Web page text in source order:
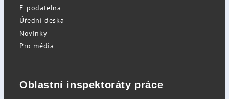
E-podatelna
Úřední deska
Novinky
Pro média
Oblastní inspektoráty práce